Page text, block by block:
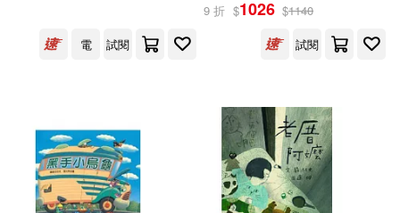
電 試閱
9 折 $1026 $1140
試閱